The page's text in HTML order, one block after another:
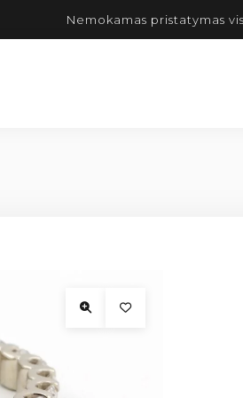
Nemokamas pristatymas